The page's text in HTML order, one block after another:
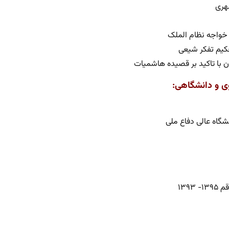
نظام الملک
تفکر شیعی
تاکید بر قصیده هاشمیات
و دانشگاهی:
عالی دفاع ملی